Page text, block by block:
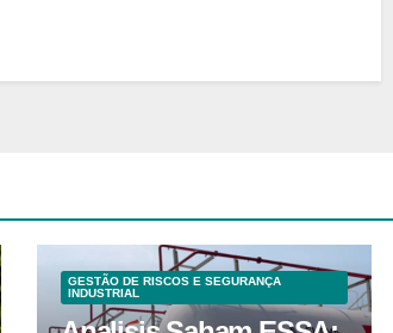
GESTÃO DE RISCOS E SEGURANÇA
INDUSTRIAL